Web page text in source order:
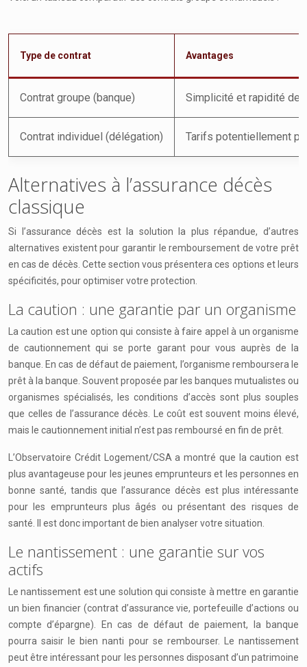
Type de contrat Avantages
Contrat groupe (banque) Simplicité et rapidité de
Contrat individuel (délégation) Tarifs potentiellement
Alternatives à l’assurance décès
classique
Si l’assurance décès est la solution la plus répandue, d’autres
alternatives existent pour garantir le remboursement de votre prêt
en cas de décès. Cette section vous présentera ces options et leurs
spécificités, pour optimiser votre protection.
La caution : une garantie par un organisme
La caution est une option qui consiste à faire appel à un organisme
de cautionnement qui se porte garant pour vous auprès de la
banque. En cas de défaut de paiement, l’organisme remboursera le
prêt à la banque. Souvent proposée par les banques mutualistes ou
organismes spécialisés, les conditions d’accès sont plus souples
que celles de l’assurance décès. Le coût est souvent moins élevé,
mais le cautionnement initial n’est pas remboursé en fin de prêt.
L’Observatoire Crédit Logement/CSA a montré que la caution est
plus avantageuse pour les jeunes emprunteurs et les personnes en
bonne santé, tandis que l’assurance décès est plus intéressante
pour les emprunteurs plus âgés ou présentant des risques de
santé. Il est donc important de bien analyser votre situation.
Le nantissement : une garantie sur vos
actifs
Le nantissement est une solution qui consiste à mettre en garantie
un bien financier (contrat d’assurance vie, portefeuille d’actions ou
compte d’épargne). En cas de défaut de paiement, la banque
pourra saisir le bien nanti pour se rembourser. Le nantissement
peut être intéressant pour les personnes disposant d’un patrimoine